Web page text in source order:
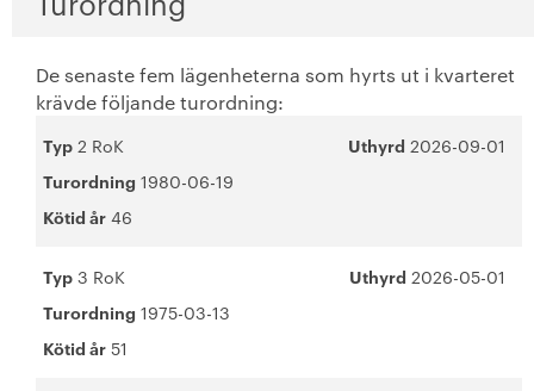
De senaste fem lägenheterna som hyrts ut i kvarteret
krävde följande turordning:
Typ 2 RoK Uthyrd 2026-09-01
Turordning 1980-06-19
Kötid år 46
Typ 3 RoK Uthyrd 2026-05-01
Turordning 1975-03-13
Kötid år 51